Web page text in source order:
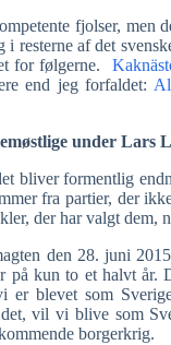
fjolser, men
i resterne af det
for følgerne.
end jeg forfaldet:
under Lars
bliver formentlig
fra partier, der
der har valgt
den 28. juni
på kun to et halvt år.
er blevet som
vil vi blive som
borgerkrig.